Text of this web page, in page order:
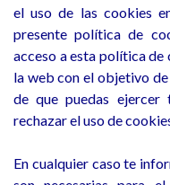
el uso de las cookies
presente política de
acceso a esta política de
la web con el objetivo
de que puedas ejercer
rechazar el uso de
En cualquier caso te